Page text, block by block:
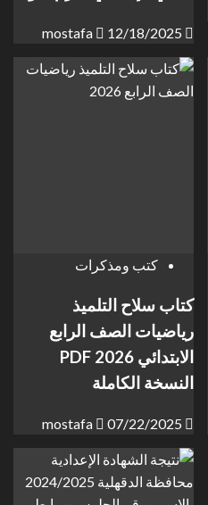
mostafa 12/18/2025
كتب ومذكرات
كتاب سلاح التلميذ
رياضيات الصف الرابع
الابتدائي 2026 PDF
النسخة الكاملة
mostafa 07/22/2025